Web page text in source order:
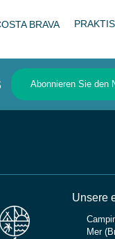
BRAVA
Abonnieren Sie den
Unsere
Mer